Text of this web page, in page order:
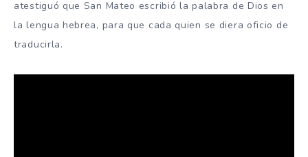
atestiguó que San Mateo escribió la palabra de Dios en
la lengua hebrea, para que cada quien se diera oficio de
traducirla.